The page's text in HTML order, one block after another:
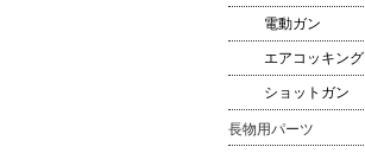
電動ガン
エアコッキン
ショットガン
長物用パーツ